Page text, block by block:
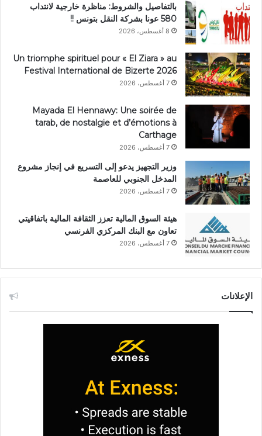
بالتفاصيل والشروط: مناظرة خارجية لانتداب
580 عونا بشركة النقل بتونس !!
8 أغسطس، 2026
Un triomphe spirituel pour « El Ziara » au
Festival International de Bizerte 2026
7 أغسطس، 2026
Mayada El Hennawy: Une soirée de
tarab, de nostalgie et d’émotions à
Carthage
7 أغسطس، 2026
وزير التجهيز يدعو إلى التسريع في إنجاز مشروع
المدخل الجنوبي للعاصمة
7 أغسطس، 2026
هيئة السوق المالية تعزز الثقافة المالية باتفاقيتي
تعاون مع البنك المركزي الفرنسي
7 أغسطس، 2026
الإعلانات